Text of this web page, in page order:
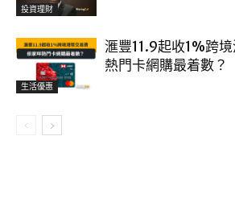
投資理財
生活優惠
滙豐11.9起收1%跨
熱門卡網購最着數？